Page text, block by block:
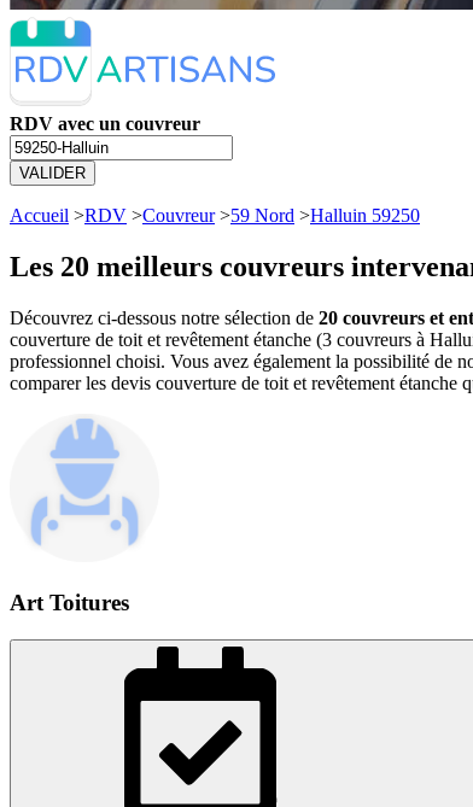
RDV avec un couvreur
VALIDER
Accueil >RDV >Couvreur>59 Nord >Halluin 59250
Les 20 meilleurs couvreurs
Découvrez ci-dessous notre sélection de 20 couvreurs et
couverture de toit et revêtement étanche (3 couvreurs à
professionnel choisi. Vous avez également la possibilité de
comparer les devis couverture de toit et revêtement étanche
Art Toitures